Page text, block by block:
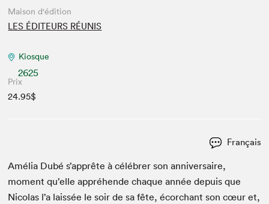
Maison d'édition
LES ÉDITEURS RÉUNIS
Kiosque
2625
Prix
24.95$
Français
Amélia Dubé s’apprête à célébr­er son anniver­saire,
moment qu’elle appréhende chaque année depuis que
Nico­las l’a lais­sée le soir de sa fête, écor­chant son cœur et,